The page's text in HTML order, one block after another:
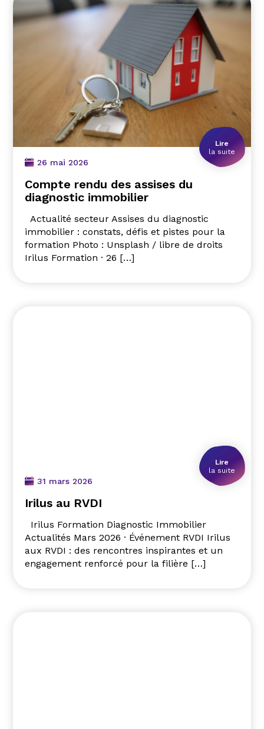
Lire
la suite
26 mai 2026
Compte rendu des assises du
diagnostic immobilier
Actualité secteur Assises du diagnostic
immobilier : constats, défis et pistes pour la
formation Photo : Unsplash / libre de droits
Irilus Formation · 26 […]
Lire
la suite
31 mars 2026
Irilus au RVDI
Irilus Formation Diagnostic Immobilier
Actualités Mars 2026 · Événement RVDI Irilus
aux RVDI : des rencontres inspirantes et un
engagement renforcé pour la filière […]